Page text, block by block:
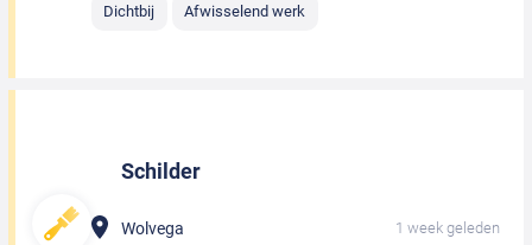
Dichtbij Afwisselend werk
Schilder
Wolvega 1 week geleden